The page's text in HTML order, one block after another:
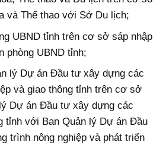
và Thể thao với Sở Du lịch;
UBND tỉnh trên cơ sở sáp nhập
phòng UBND tỉnh;
lý Dự án Đầu tư xây dựng các
và giao thông tỉnh trên cơ sở
Dự án Đầu tư xây dựng các
tỉnh với Ban Quản lý Dự án Đầu
trình nông nghiệp và phát triển